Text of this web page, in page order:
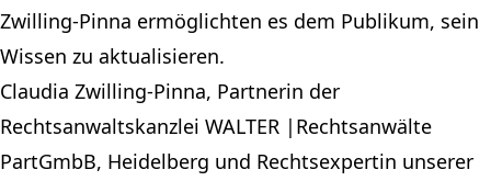
Zwilling-Pinna ermöglichten es dem Publikum, sein
Wissen zu aktualisieren.
Claudia Zwilling-Pinna, Partnerin der
Rechtsanwaltskanzlei WALTER |Rechtsanwälte
PartGmbB, Heidelberg und Rechtsexpertin unserer